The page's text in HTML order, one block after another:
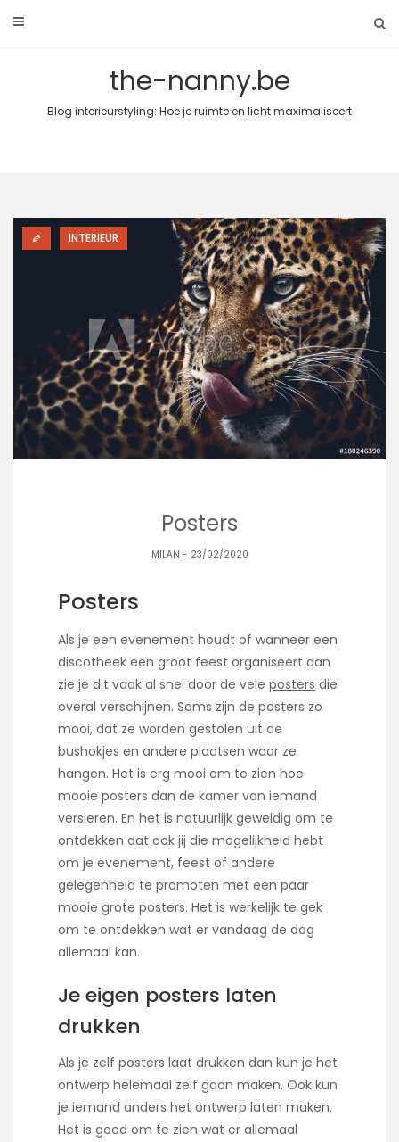
the-nanny.be
Blog interieurstyling: Hoe je ruimte en licht maximaliseert
INTERIEUR
Posters
MILAN - 23/02/2020
Posters
Als je een evenement houdt of wanneer een
discotheek een groot feest organiseert dan
zie je dit vaak al snel door de vele posters die
overal verschijnen. Soms zijn de posters zo
mooi, dat ze worden gestolen uit de
bushokjes en andere plaatsen waar ze
hangen. Het is erg mooi om te zien hoe
mooie posters dan de kamer van iemand
versieren. En het is natuurlijk geweldig om te
ontdekken dat ook jij die mogelijkheid hebt
om je evenement, feest of andere
gelegenheid te promoten met een paar
mooie grote posters. Het is werkelijk te gek
om te ontdekken wat er vandaag de dag
allemaal kan.
Je eigen posters laten
drukken
Als je zelf posters laat drukken dan kun je het
ontwerp helemaal zelf gaan maken. Ook kun
je iemand anders het ontwerp laten maken.
Het is goed om te zien wat er allemaal